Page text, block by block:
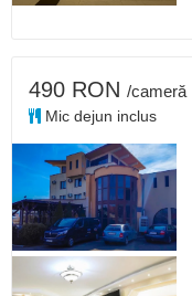
490 RON /cameră
Mic dejun inclus